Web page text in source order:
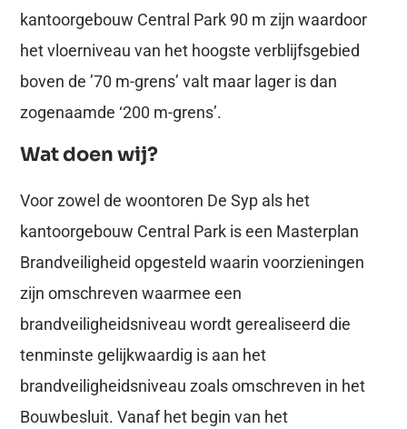
kantoorgebouw Central Park 90 m zijn waardoor
het vloerniveau van het hoogste verblijfsgebied
boven de ’70 m-grens’ valt maar lager is dan
zogenaamde ‘200 m-grens’.
Wat doen wij?
Voor zowel de woontoren De Syp als het
kantoorgebouw Central Park is een Masterplan
Brandveiligheid opgesteld waarin voorzieningen
zijn omschreven waarmee een
brandveiligheidsniveau wordt gerealiseerd die
tenminste gelijkwaardig is aan het
brandveiligheidsniveau zoals omschreven in het
Bouwbesluit. Vanaf het begin van het